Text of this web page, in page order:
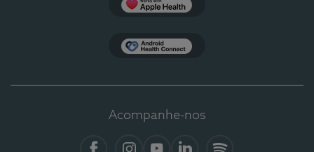
Acompanhe-nos